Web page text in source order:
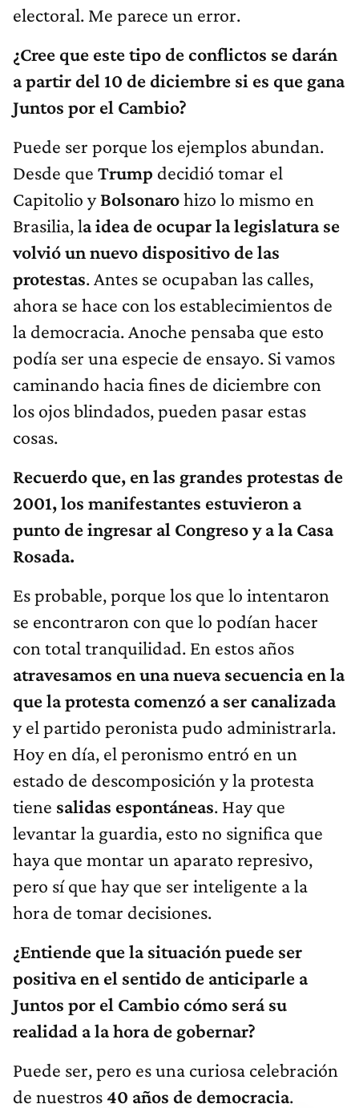
electoral. Me parece un error.
¿Cree que este tipo de conflictos se darán
a partir del 10 de diciembre si es que gana
Juntos por el Cambio?
Puede ser porque los ejemplos abundan.
Desde que Trump decidió tomar el
Capitolio yBolsonarohizo lo mismo en
Brasilia, la idea de ocupar la legislatura se
volvió un nuevo dispositivo de las
protestas. Antes se ocupaban las calles,
ahora se hace con los establecimientos de
la democracia. Anoche pensaba que esto
podía ser una especie de ensayo. Si vamos
caminando hacia fines de diciembre con
los ojos blindados, pueden pasar estas
cosas.
Recuerdo que, en las grandes protestas de
2001, los manifestantes estuvieron a
punto de ingresar al Congreso y a la Casa
Rosada.
Es probable, porque los que lo intentaron
se encontraron con que lo podían hacer
con total tranquilidad. En estos años
atravesamos en una nueva secuencia en la
que la protesta comenzó a ser canalizada
y el partido peronista pudo administrarla.
Hoy en día, el peronismo entró en un
estado de descomposición y la protesta
tiene salidas espontáneas. Hay que
levantar la guardia, esto no significa que
haya que montar un aparato represivo,
pero sí que hay que ser inteligente a la
hora de tomar decisiones.
¿Entiende que la situación puede ser
positiva en el sentido de anticiparle a
Juntos por el Cambio cómo será su
realidad a la hora de gobernar?
Puede ser, pero es una curiosa celebración
de nuestros40 años de democracia.